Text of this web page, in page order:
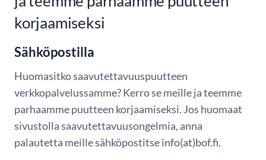
korjaamiseksi
Sähköpostilla
Huomasitko saavutettavuuspuutteen
verkkopalvelussamme? Kerro se meille ja teemme
parhaamme puutteen korjaamiseksi. Jos huomaat
sivustolla saavutettavuusongelmia, anna
palautetta meille sähköpostitse info(at)bof.fi.